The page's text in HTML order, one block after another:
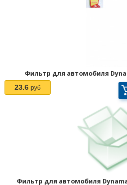
Фильтр для автомобиля
23.6 руб
Фильтр для автомобиля